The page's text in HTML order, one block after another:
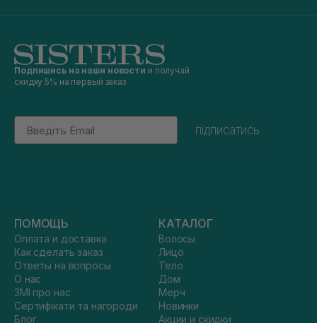
Подпишись на наши новости и получай
скидку 5% на первый заказ
Email
підписатись
ПОМОЩЬ
Оплата и доставка
Как сделать заказ
Ответы на вопросы
О нас
ЗМІ про нас
Сертифікати та нагороди
Блог
КАТАЛОГ
Волосы
Лицо
Тело
Дом
Мерч
Новинки
Акции и скидки